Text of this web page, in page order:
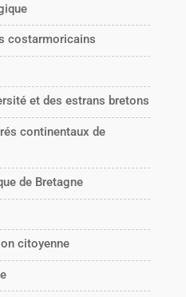
costarmoricains
et des estrans bretons
continentaux de
de Bretagne
citoyenne